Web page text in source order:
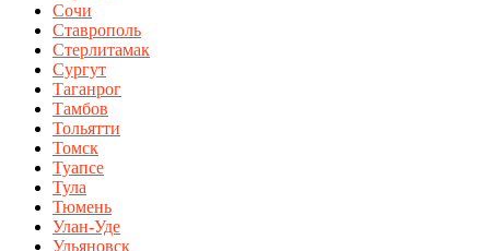
Сочи
Ставрополь
Стерлитамак
Сургут
Таганрог
Тамбов
Тольятти
Томск
Туапсе
Тула
Тюмень
Улан-Уде
Ульяновск